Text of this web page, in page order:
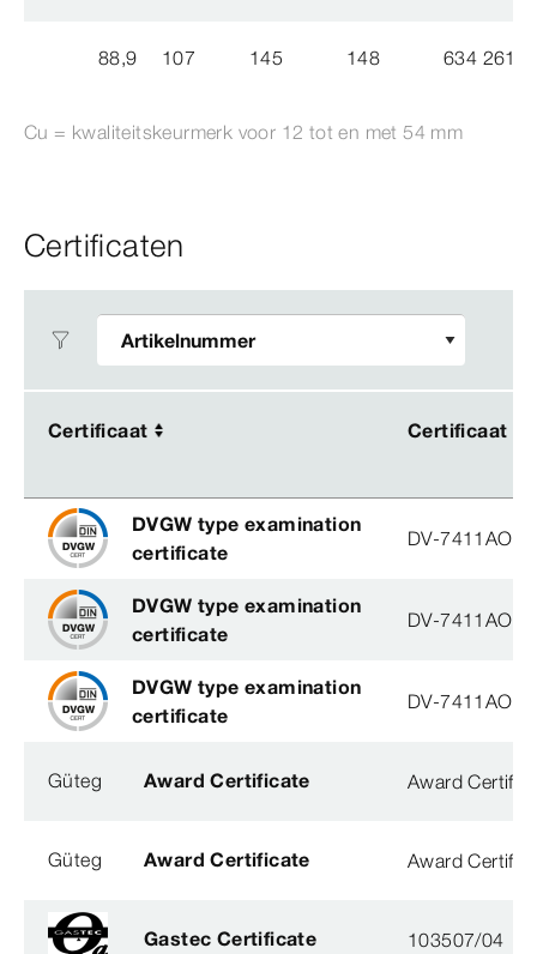
88,9 107 145 148 634 261
Cu = kwaliteitskeurmerk voor 12 tot en met 54 mm
Certificaten
Certificaat Certificaat
Certificaat Certificaat
DVGW type examination
certificate
DV-
DVGW type examination
certificate
DV-
DVGW type examination
certificate
DV-
Güteg Award Certificate Award
Güteg Award Certificate Award
Gastec Certificate 103507/04